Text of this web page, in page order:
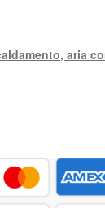
aria